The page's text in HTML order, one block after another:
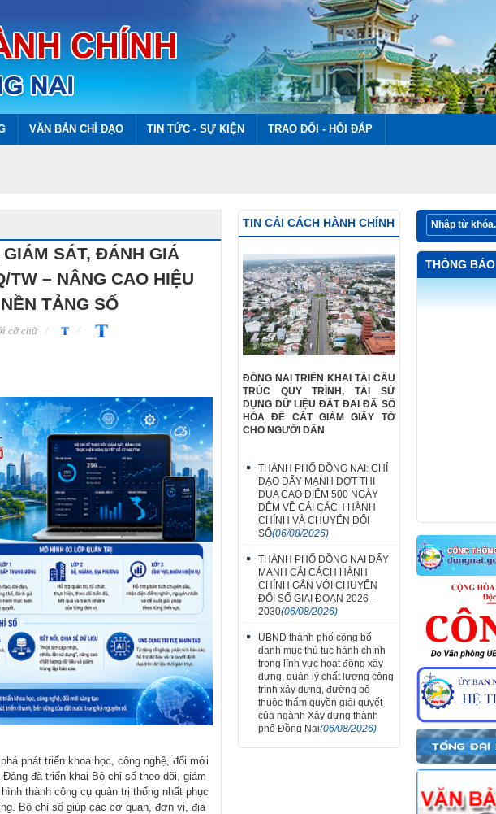
VĂN BẢN CHỈ ĐẠO TIN TỨC - SỰ KIỆN TRAO ĐỔI - HỎI ĐÁP
SÁT, ĐÁNH GIÁ
TW – NÂNG CAO HIỆU
TẢNG SỐ
cỡ chữ
phát triển khoa học, công nghệ, đổi mới
đã triển khai Bộ chỉ số theo dõi, giám
thành công cụ quản trị thống nhất phục
Bộ chỉ số giúp các cơ quan, đơn vị, địa
TIN CẢI CÁCH HÀNH CHÍNH
ĐỒNG NAI TRIỂN KHAI TÁI CẤU
TRÚC QUY TRÌNH, TÁI SỬ
DỤNG DỮ LIỆU ĐẤT ĐAI ĐÃ SỐ
HÓA ĐỂ CẮT GIẢM GIẤY TỜ
CHO NGƯỜI DÂN
THÀNH PHỐ ĐỒNG NAI: CHỈ
ĐẠO ĐẨY MẠNH ĐỢT THI
ĐUA CAO ĐIỂM 500 NGÀY
ĐÊM VỀ CẢI CÁCH HÀNH
CHÍNH VÀ CHUYỂN ĐỔI
SỐ(06/08/2026)
THÀNH PHỐ ĐỒNG NAI ĐẨY
MẠNH CẢI CÁCH HÀNH
CHÍNH GẮN VỚI CHUYỂN
ĐỔI SỐ GIAI ĐOẠN 2026 –
2030(06/08/2026)
UBND thành phố công bố
danh mục thủ tục hành chính
trong lĩnh vực hoạt động xây
dựng, quản lý chất lượng công
trình xây dựng, đường bộ
thuộc thẩm quyền giải quyết
của ngành Xây dựng thành
phố Đồng Nai(06/08/2026)
THÔNG BÁO